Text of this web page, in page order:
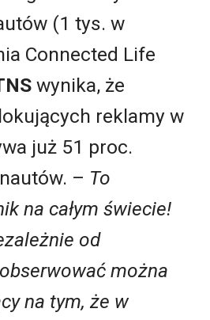
(1 tys. w
Connected Life
wynika, że
reklamy w
już 51 proc.
– To
na całym świecie!
od
można
na tym, że w